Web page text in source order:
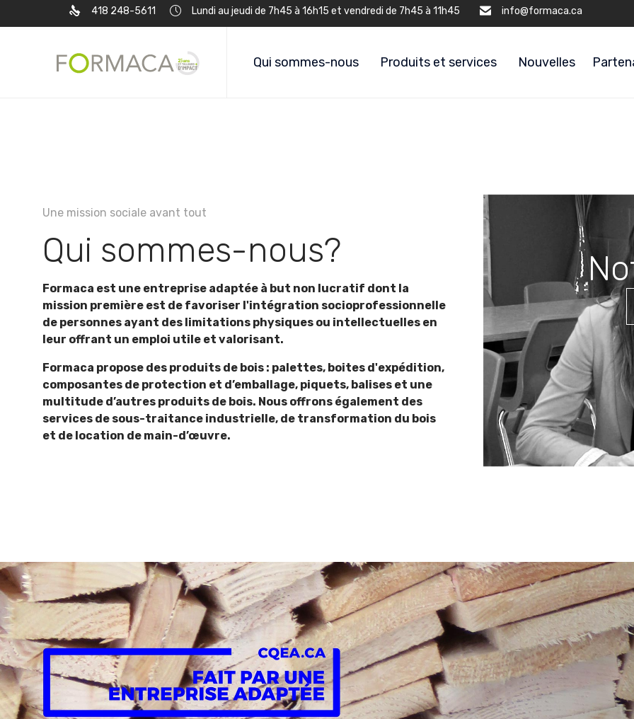
418 248-5611 Lundi au jeudi de 7h45 à 16h15 et vendredi de 7h45 à 11h45 info@formaca.ca
Qui sommes-nous Produits et services Nouvelles
Une mission sociale avant tout
Qui sommes-nous?
Formaca est une entreprise adaptée à but non lucratif dont la
mission première est de favoriser l'intégration socioprofessionnelle
de personnes ayant des limitations physiques ou intellectuelles en
leur offrant un emploi utile et valorisant.
Formaca propose des produits de bois : palettes, boites d'expédition,
composantes de protection et d’emballage, piquets, balises et une
multitude d’autres produits de bois. Nous offrons également des
services de sous-traitance industrielle, de transformation du bois
et de location de main-d’œuvre.